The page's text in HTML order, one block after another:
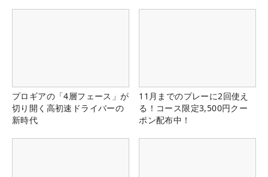
プロギアの「4層フェース」が
切り開く高初速ドライバーの
新時代
11月までのプレーに2回使え
る！コース限定3,500円クー
ポン配布中！